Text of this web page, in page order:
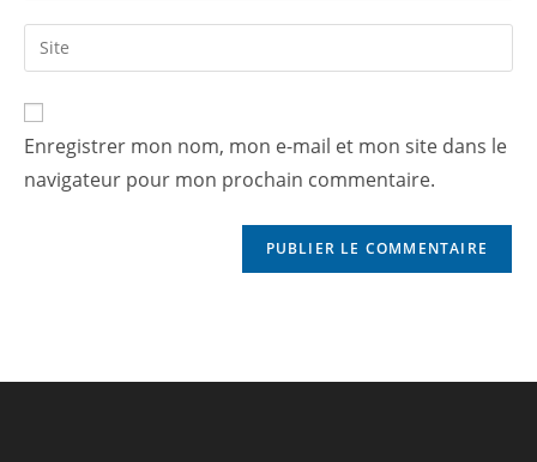
Enregistrer mon nom, mon e-mail et mon site dans le
navigateur pour mon prochain commentaire.